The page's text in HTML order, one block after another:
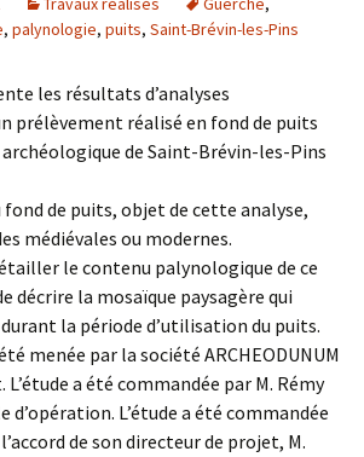
, palynologie, puits, Saint-Brévin-les-Pins
les résultats d’analyses
prélèvement réalisé en fond de puits
de Saint-Brévin-les-Pins
de puits, objet de cette analyse,
médiévales ou modernes.
le contenu palynologique de ce
décrire la mosaïque paysagère qui
la période d’utilisation du puits.
menée par la société ARCHEODUNUM
a été commandée par M. Rémy
L’étude a été commandée
de son directeur de projet, M.